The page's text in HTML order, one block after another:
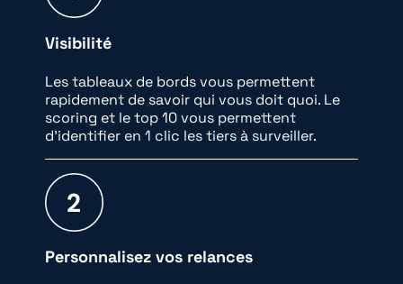
Visibilité
Les tableaux de bords vous permettent
rapidement de savoir qui vous doit quoi. Le
scoring et le top 10 vous permettent
d’identifier en 1 clic les tiers à surveiller.
Personnalisez vos relances